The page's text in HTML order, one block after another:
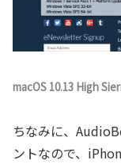
macOS 10.13 High
ちなみに、
ントなので、